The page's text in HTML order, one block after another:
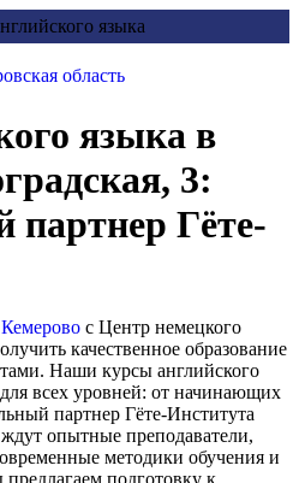
область
языка в
3:
Гёте-
с Центр немецкого
качественное образование
Наши курсы английского
всех уровней: от начинающих
партнер Гёте-Института
опытные преподаватели,
методики обучения и